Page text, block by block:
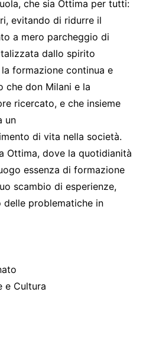
che sia Ottima per tutti:
evitando di ridurre il
a mero parcheggio di
dallo spirito
formazione continua e
che don Milani e la
ricercato, e che insieme
un
di vita nella società.
Ottima, dove la quotidianità
essenza di formazione
scambio di esperienze,
delle problematiche in
e Cultura